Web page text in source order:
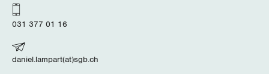
031 377 01 16
daniel.lampart(at)sgb.ch